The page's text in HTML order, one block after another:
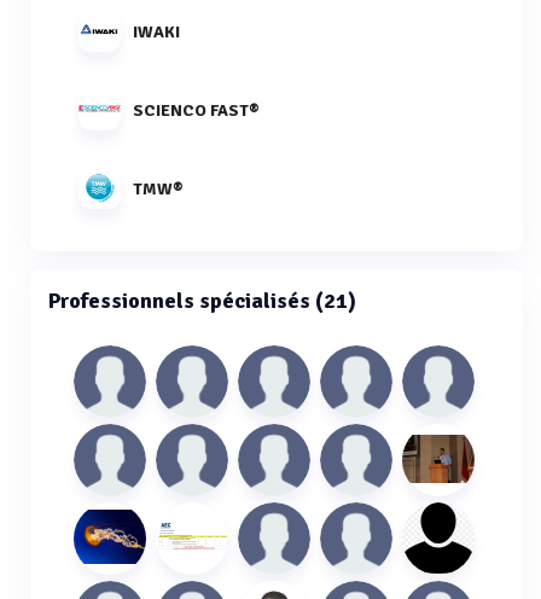
IWAKI
SCIENCO FAST®
TMW®
Professionnels spécialisés (21)